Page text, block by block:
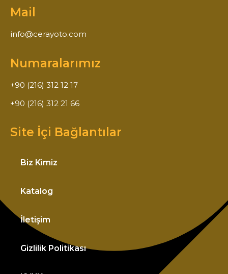
Mail
info@cerayoto.com
Numaralarımız
+90 (216) 312 12 17
+90 (216) 312 21 66
Site İçi Bağlantılar
Biz Kimiz
Katalog
İletişim
Gizlilik Politikası